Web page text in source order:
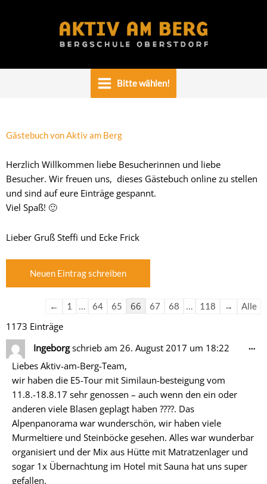
Bitte wählen!
Gästebuch von Aktiv am Berg
Herzlich Willkommen liebe Besucherinnen und liebe
Besucher. Wir freuen uns, dieses Gästebuch online zu stellen
und sind auf eure Einträge gespannt.
Viel Spaß! 🙂
Lieber Gruß Steffi und Ecke Frick
← 1 … 64 65 66 67 68 … 118 → Alle
1173 Einträge
Ingeborgschrieb am 26. August 2017 um 18:22
Liebes Aktiv-am-Berg-Team,
wir haben die E5-Tour mit Similaun-besteigung vom
11.8.-18.8.17 sehr genossen – auch wenn den ein oder
anderen viele Blasen geplagt haben ????. Das
Alpenpanorama war wunderschön, wir haben viele
Murmeltiere und Steinböcke gesehen. Alles war wunderbar
organisiert und der Mix aus Hütte mit Matratzenlager und
sogar 1x Übernachtung im Hotel mit Sauna hat uns super
gefallen.
…